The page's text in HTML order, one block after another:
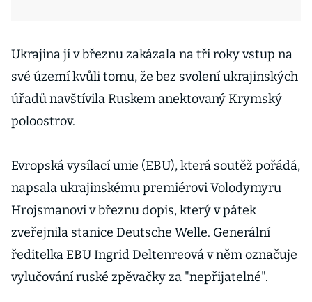
Ukrajina jí v březnu zakázala na tři roky vstup na
své území kvůli tomu, že bez svolení ukrajinských
úřadů navštívila Ruskem anektovaný Krymský
poloostrov.
Evropská vysílací unie (EBU), která soutěž pořádá,
napsala ukrajinskému premiérovi Volodymyru
Hrojsmanovi v březnu dopis, který v pátek
zveřejnila stanice Deutsche Welle. Generální
ředitelka EBU Ingrid Deltenreová v něm označuje
vylučování ruské zpěvačky za "nepřijatelné".